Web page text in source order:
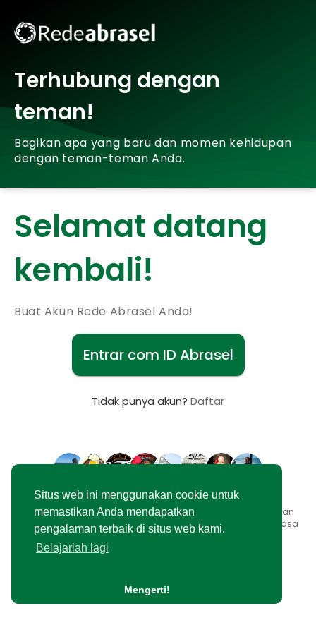
Situs web ini menggunakan cookie untuk
memastikan Anda mendapatkan
pengalaman terbaik di situs web kami.
Belajarlah lagi
Mengerti!
Terhubung dengan
teman!
Bagikan apa yang baru dan momen kehidupan
dengan teman-teman Anda.
Selamat datang
kembali!
Buat Akun Rede Abrasel Anda!
Entrar com ID Abrasel
Tidak punya akun? Daftar
© {tanggal} {nama_situs} •Syarat Penggunaan
Kebijakan
pribadi•Hubungi kami• Tentang•Blog•Pasar Bahasa